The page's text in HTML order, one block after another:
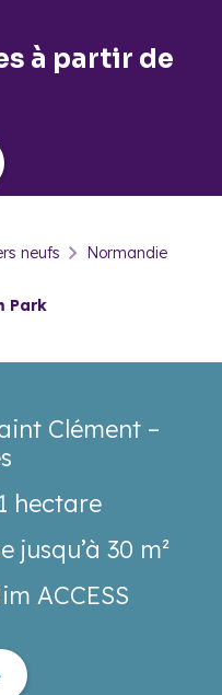
à partir de
Contact
neufs
Normandie
Park
Clément –
hectare
jusqu’à 30 m²
ACCESS